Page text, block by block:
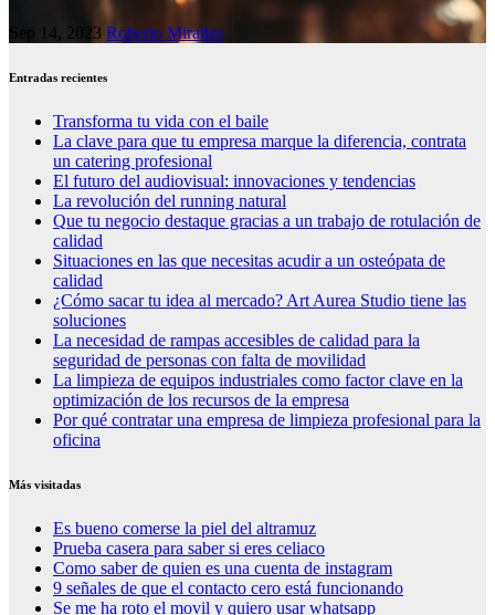
Sep 14, 2023 Roberto Miralles
Entradas recientes
Transforma tu vida con el baile
La clave para que tu empresa marque la diferencia, contrata
un catering profesional
El futuro del audiovisual: innovaciones y tendencias
La revolución del running natural
Que tu negocio destaque gracias a un trabajo de rotulación de
calidad
Situaciones en las que necesitas acudir a un osteópata de
calidad
¿Cómo sacar tu idea al mercado? Art Aurea Studio tiene las
soluciones
La necesidad de rampas accesibles de calidad para la
seguridad de personas con falta de movilidad
La limpieza de equipos industriales como factor clave en la
optimización de los recursos de la empresa
Por qué contratar una empresa de limpieza profesional para la
oficina
Más visitadas
Es bueno comerse la piel del altramuz
Prueba casera para saber si eres celiaco
Como saber de quien es una cuenta de instagram
9 señales de que el contacto cero está funcionando
Se me ha roto el movil y quiero usar whatsapp